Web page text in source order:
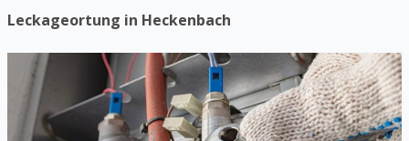
Leckageortung in Heckenbach